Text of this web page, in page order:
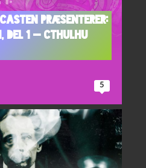
præsenterer:
del 1 — Cthulhu
5